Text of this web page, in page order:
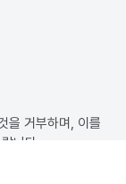
을 거부하며, 이를
니다.